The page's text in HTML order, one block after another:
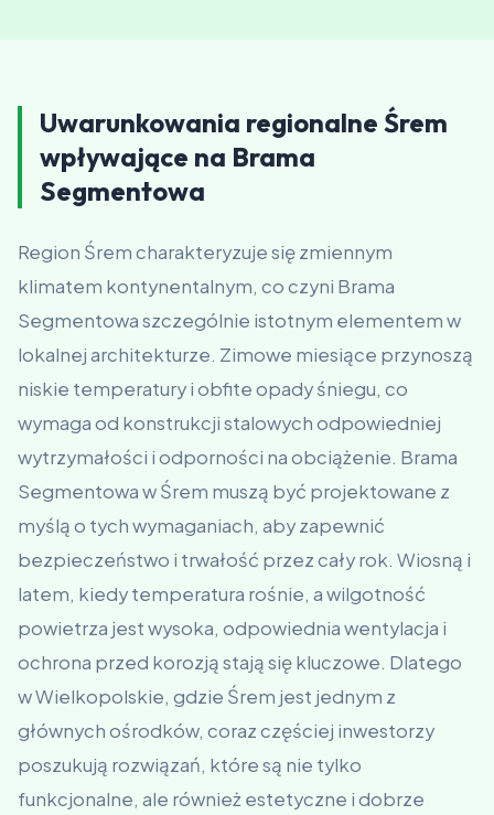
Uwarunkowania regionalne Śrem
wpływające na Brama
Segmentowa
Region Śrem charakteryzuje się zmiennym
klimatem kontynentalnym, co czyni Brama
Segmentowa szczególnie istotnym elementem w
lokalnej architekturze. Zimowe miesiące przynoszą
niskie temperatury i obfite opady śniegu, co
wymaga od konstrukcji stalowych odpowiedniej
wytrzymałości i odporności na obciążenie. Brama
Segmentowa w Śrem muszą być projektowane z
myślą o tych wymaganiach, aby zapewnić
bezpieczeństwo i trwałość przez cały rok. Wiosną i
latem, kiedy temperatura rośnie, a wilgotność
powietrza jest wysoka, odpowiednia wentylacja i
ochrona przed korozją stają się kluczowe. Dlatego
w Wielkopolskie, gdzie Śrem jest jednym z
głównych ośrodków, coraz częściej inwestorzy
poszukują rozwiązań, które są nie tylko
funkcjonalne, ale również estetyczne i dobrze